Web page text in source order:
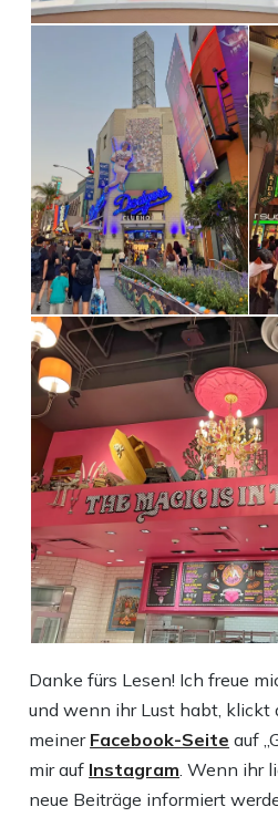
Danke fürs Lesen! Ich freue
und wenn ihr Lust habt, klickt
meiner Facebook-Seite auf
mir auf Instagram. Wenn ihr
neue Beiträge informiert